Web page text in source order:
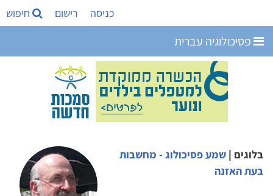
כניסה רישום חיפוש
פסיכולוגיה עברית
בלוגים | שמע פסיכולוג - מחשבות
בעת האזנה